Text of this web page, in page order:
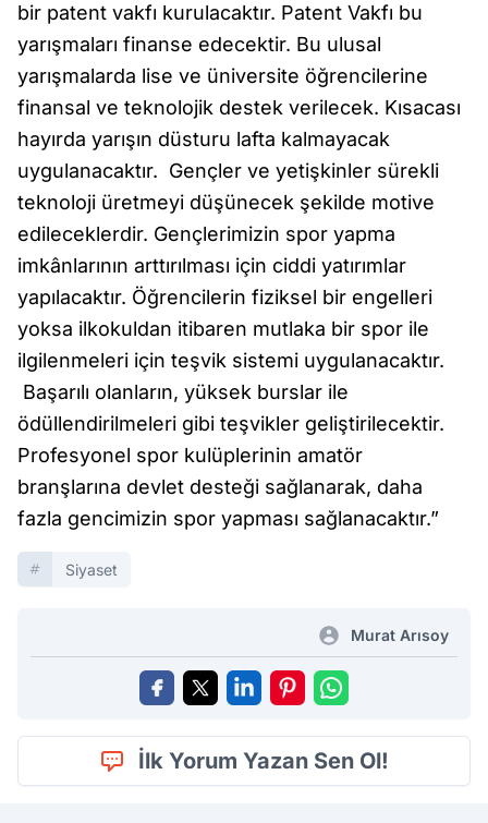
bir patent vakfı kurulacaktır. Patent Vakfı bu
yarışmaları finanse edecektir. Bu ulusal
yarışmalarda lise ve üniversite öğrencilerine
finansal ve teknolojik destek verilecek. Kısacası
hayırda yarışın düsturu lafta kalmayacak
uygulanacaktır. Gençler ve yetişkinler sürekli
teknoloji üretmeyi düşünecek şekilde motive
edileceklerdir. Gençlerimizin spor yapma
imkânlarının arttırılması için ciddi yatırımlar
yapılacaktır. Öğrencilerin fiziksel bir engelleri
yoksa ilkokuldan itibaren mutlaka bir spor ile
ilgilenmeleri için teşvik sistemi uygulanacaktır.
Başarılı olanların, yüksek burslar ile
ödüllendirilmeleri gibi teşvikler geliştirilecektir.
Profesyonel spor kulüplerinin amatör
branşlarına devlet desteği sağlanarak, daha
fazla gencimizin spor yapması sağlanacaktır.”
Siyaset
Murat Arısoy
İlk Yorum Yazan Sen Ol!